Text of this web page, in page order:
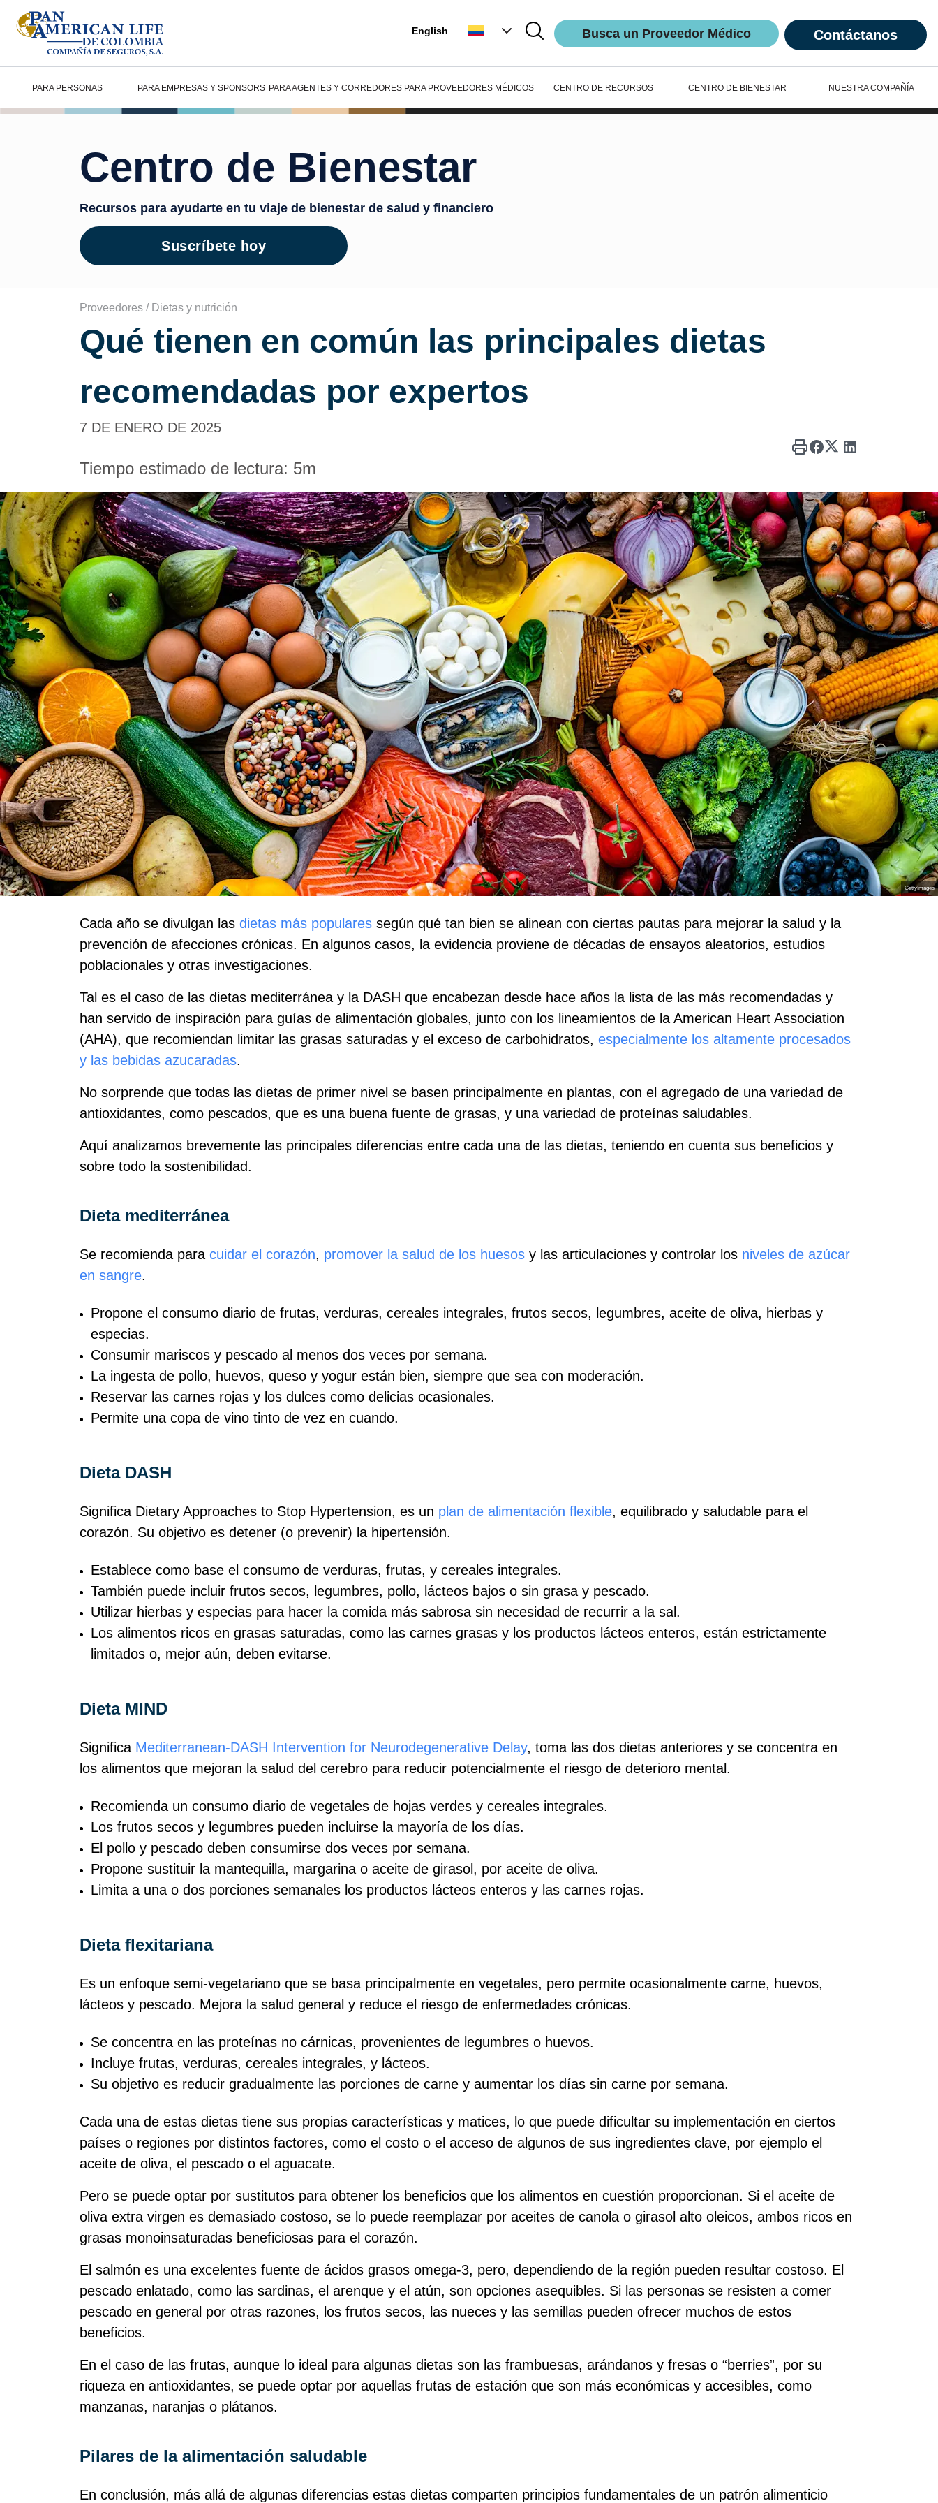
English Busca un Proveedor Médico Contáctanos
PARA PERSONAS PARA EMPRESAS Y SPONSORS PARA AGENTES Y CORREDORES PARA PROVEEDORES MÉDICOS CENTRO DE RECURSOS CENTRO DE BIENESTAR NUESTRA COMPAÑÍA
Centro de Bienestar
Recursos para ayudarte en tu viaje de bienestar de salud y financiero
Suscríbete hoy
Proveedores / Dietas y nutrición
Qué tienen en común las principales dietas
recomendadas por expertos
7 DE ENERO DE 2025
Tiempo estimado de lectura: 5m
GettyImages
Cada año se divulgan las dietas más populares según qué tan bien se alinean con ciertas pautas para mejorar la salud y la
prevención de afecciones crónicas. En algunos casos, la evidencia proviene de décadas de ensayos aleatorios, estudios
poblacionales y otras investigaciones.
Tal es el caso de las dietas mediterránea y la DASH que encabezan desde hace años la lista de las más recomendadas y
han servido de inspiración para guías de alimentación globales, junto con los lineamientos de la American Heart Association
(AHA), que recomiendan limitar las grasas saturadas y el exceso de carbohidratos, especialmente los altamente procesados
y las bebidas azucaradas.
No sorprende que todas las dietas de primer nivel se basen principalmente en plantas, con el agregado de una variedad de
antioxidantes, como pescados, que es una buena fuente de grasas, y una variedad de proteínas saludables.
Aquí analizamos brevemente las principales diferencias entre cada una de las dietas, teniendo en cuenta sus beneficios y
sobre todo la sostenibilidad.
Dieta mediterránea
Se recomienda para cuidar el corazón, promover la salud de los huesos y las articulaciones y controlar los niveles de azúcar
en sangre.
Propone el consumo diario de frutas, verduras, cereales integrales, frutos secos, legumbres, aceite de oliva, hierbas y
especias.
Consumir mariscos y pescado al menos dos veces por semana.
La ingesta de pollo, huevos, queso y yogur están bien, siempre que sea con moderación.
Reservar las carnes rojas y los dulces como delicias ocasionales.
Permite una copa de vino tinto de vez en cuando.
Dieta DASH
Significa Dietary Approaches to Stop Hypertension, es un plan de alimentación flexible, equilibrado y saludable para el
corazón. Su objetivo es detener (o prevenir) la hipertensión.
Establece como base el consumo de verduras, frutas, y cereales integrales.
También puede incluir frutos secos, legumbres, pollo, lácteos bajos o sin grasa y pescado.
Utilizar hierbas y especias para hacer la comida más sabrosa sin necesidad de recurrir a la sal.
Los alimentos ricos en grasas saturadas, como las carnes grasas y los productos lácteos enteros, están estrictamente
limitados o, mejor aún, deben evitarse.
Dieta MIND
Significa Mediterranean‑DASH Intervention for Neurodegenerative Delay, toma las dos dietas anteriores y se concentra en
los alimentos que mejoran la salud del cerebro para reducir potencialmente el riesgo de deterioro mental.
Recomienda un consumo diario de vegetales de hojas verdes y cereales integrales.
Los frutos secos y legumbres pueden incluirse la mayoría de los días.
El pollo y pescado deben consumirse dos veces por semana.
Propone sustituir la mantequilla, margarina o aceite de girasol, por aceite de oliva.
Limita a una o dos porciones semanales los productos lácteos enteros y las carnes rojas.
Dieta flexitariana
Es un enfoque semi‑vegetariano que se basa principalmente en vegetales, pero permite ocasionalmente carne, huevos,
lácteos y pescado. Mejora la salud general y reduce el riesgo de enfermedades crónicas.
Se concentra en las proteínas no cárnicas, provenientes de legumbres o huevos.
Incluye frutas, verduras, cereales integrales, y lácteos.
Su objetivo es reducir gradualmente las porciones de carne y aumentar los días sin carne por semana.
Cada una de estas dietas tiene sus propias características y matices, lo que puede dificultar su implementación en ciertos
países o regiones por distintos factores, como el costo o el acceso de algunos de sus ingredientes clave, por ejemplo el
aceite de oliva, el pescado o el aguacate.
Pero se puede optar por sustitutos para obtener los beneficios que los alimentos en cuestión proporcionan. Si el aceite de
oliva extra virgen es demasiado costoso, se lo puede reemplazar por aceites de canola o girasol alto oleicos, ambos ricos en
grasas monoinsaturadas beneficiosas para el corazón.
El salmón es una excelentes fuente de ácidos grasos omega‑3, pero, dependiendo de la región pueden resultar costoso. El
pescado enlatado, como las sardinas, el arenque y el atún, son opciones asequibles. Si las personas se resisten a comer
pescado en general por otras razones, los frutos secos, las nueces y las semillas pueden ofrecer muchos de estos
beneficios.
En el caso de las frutas, aunque lo ideal para algunas dietas son las frambuesas, arándanos y fresas o “berries”, por su
riqueza en antioxidantes, se puede optar por aquellas frutas de estación que son más económicas y accesibles, como
manzanas, naranjas o plátanos.
Pilares de la alimentación saludable
En conclusión, más allá de algunas diferencias estas dietas comparten principios fundamentales de un patrón alimenticio